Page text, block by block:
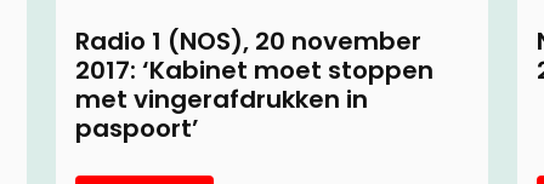
Radio 1 (NOS), 20 november
2017: ‘Kabinet moet stoppen
met vingerafdrukken in
paspoort’